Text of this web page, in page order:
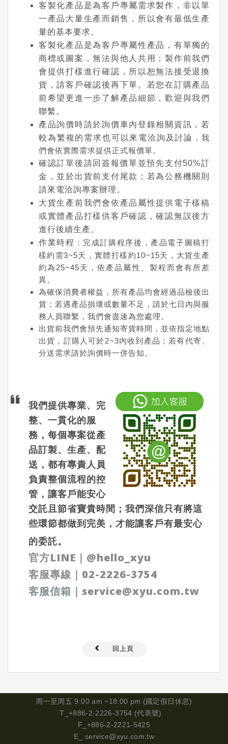
客製化產品是為客戶專屬需求製作，非以單
一產品大量生產而銷售，所以會有最低生產
量的基本要求。
客製化產品是為客戶專屬性產品，有單獨的
商標或圖案，無法與他人共用；製作前我們
會提供打樣進行確認，所以恕無法接受退換
貨，請客戶確認後再下單。若您在訂購產品
前希望更進一步了解產品細節，歡迎與我們
聯繫。
產品詢價時請於詢價車內登錄相關資訊，若
較為繁複的需求也可以來電洽詢及討論 ，我
們會依實際需求提供正式報價單。
確認訂單後請回簽報價單並預先支付50%訂
金，並於出貨前支付尾款；若為公務機關則
請來電洽詢專案辦理。
大貨生產前我們會依產品屬性提供電子樣稿
或實體產品打樣供客戶確認，確認無誤後方
進行後續生產。
作業時程 ：完成訂購程序後，產品電子圖稿打
樣約需3~5天，實體打樣約10~15天，大貨生產
約為25~45天，依產品屬性、製程而會有所差
異。
為確保消費者權益，所有產品均會經過品檢後出
貨；若遇產品損壞或數量不足，請於七日內與服
務人員聯繫，我們會盡速為您處理。
出貨前我們會預先通知寄貨時間，並依指定地點
出貨，訂購人可於2~3內收到產品；若有代寄、
分送需求請於詢價時一併告知。
我們提供專業、完
整、一貫化的服
務，每個專案從產
品訂製、生產、配
送，都有專責人員
負責整個流程的控
管，讓客戶能安心
交託且節省寶貴時間；我們深信只有將這
些環節都做到完美，才能讓客戶有最安心
的委託。
官方LINE ｜ @hello_xyu
客服專線｜ 02-2226-3754
客服信箱 ｜ service@xyu.com.tw
回上頁
周一至周五 9:00 am ~18:00 pm (國定假日休息)
T_+886-2-2226-3754 (代表號)
F_+886-2-2221-5425
E_ service@xyu.com.tw